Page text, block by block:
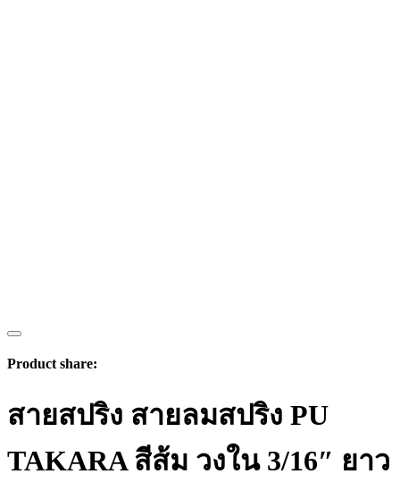
Product share:
สายสปริง สายลมสปริง PU
TAKARA สีส้ม วงใน 3/16″ ยาว